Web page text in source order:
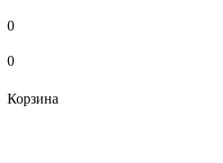
0
0
Корзина